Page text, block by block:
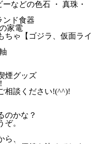
などの色石 ・ 真珠・
ンド食器
家電
ちゃ【ゴジラ、仮面ライ
煙グッズ
相談ください!(^^)!
のかな？
。
、